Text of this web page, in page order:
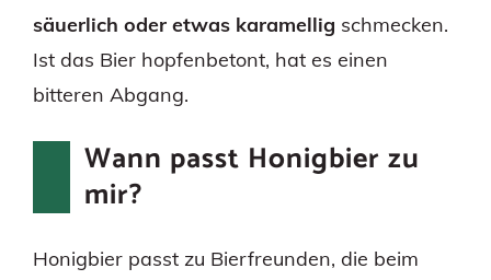
säuerlich oder etwas karamellig schmecken.
Ist das Bier hopfenbetont, hat es einen
bitteren Abgang.
Wann passt Honigbier zu
mir?
Honigbier passt zu Bierfreunden, die beim